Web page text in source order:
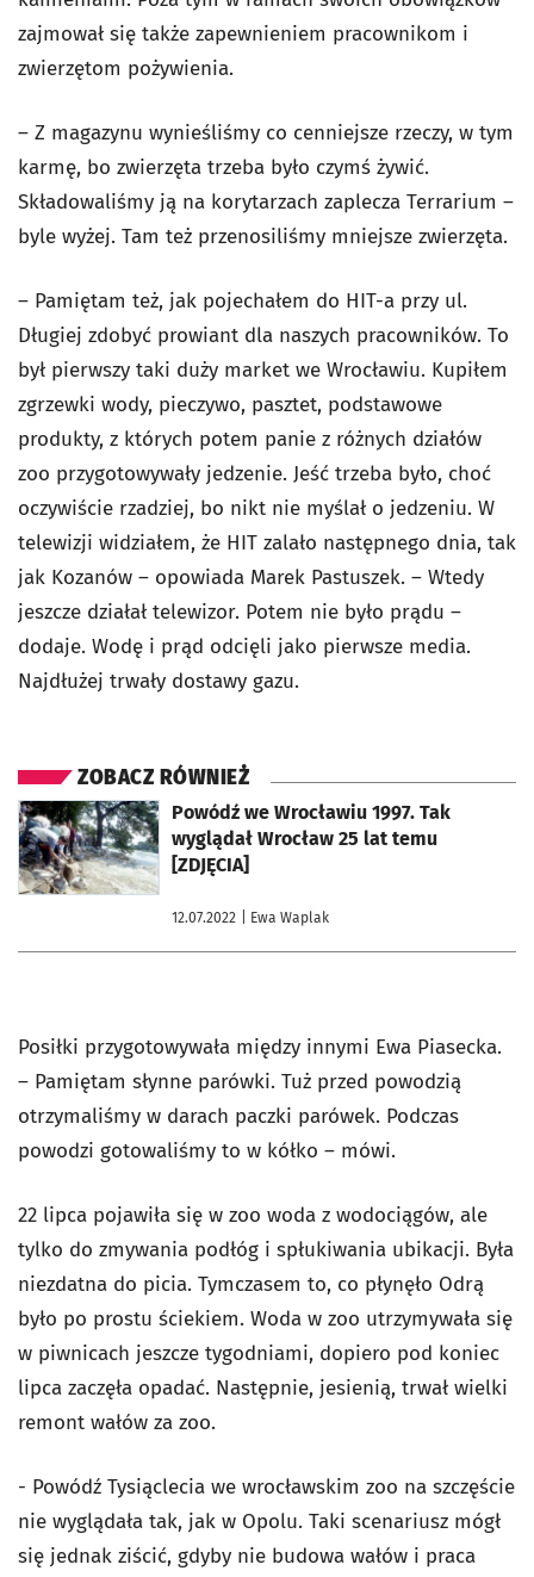
zajmował się także zapewnieniem pracownikom i
zwierzętom pożywienia.
– Z magazynu wynieśliśmy co cenniejsze rzeczy, w tym
karmę, bo zwierzęta trzeba było czymś żywić.
Składowaliśmy ją na korytarzach zaplecza Terrarium –
byle wyżej. Tam też przenosiliśmy mniejsze zwierzęta.
– Pamiętam też, jak pojechałem do HIT-a przy ul.
Długiej zdobyć prowiant dla naszych pracowników. To
był pierwszy taki duży market we Wrocławiu. Kupiłem
zgrzewki wody, pieczywo, pasztet, podstawowe
produkty, z których potem panie z różnych działów
zoo przygotowywały jedzenie. Jeść trzeba było, choć
oczywiście rzadziej, bo nikt nie myślał o jedzeniu. W
telewizji widziałem, że HIT zalało następnego dnia, tak
jak Kozanów – opowiada Marek Pastuszek. – Wtedy
jeszcze działał telewizor. Potem nie było prądu –
dodaje. Wodę i prąd odcięli jako pierwsze media.
Najdłużej trwały dostawy gazu.
ZOBACZ RÓWNIEŻ
Powódź we Wrocławiu 1997. Tak
wyglądał Wrocław 25 lat temu
[ZDJĘCIA]
12.07.2022 | Ewa Waplak
otworzy się w nowej karcie
Posiłki przygotowywała między innymi Ewa Piasecka.
– Pamiętam słynne parówki. Tuż przed powodzią
otrzymaliśmy w darach paczki parówek. Podczas
powodzi gotowaliśmy to w kółko – mówi.
22 lipca pojawiła się w zoo woda z wodociągów, ale
tylko do zmywania podłóg i spłukiwania ubikacji. Była
niezdatna do picia. Tymczasem to, co płynęło Odrą
było po prostu ściekiem. Woda w zoo utrzymywała się
w piwnicach jeszcze tygodniami, dopiero pod koniec
lipca zaczęła opadać. Następnie, jesienią, trwał wielki
remont wałów za zoo.
- Powódź Tysiąclecia we wrocławskim zoo na szczęście
nie wyglądała tak, jak w Opolu. Taki scenariusz mógł
się jednak ziścić, gdyby nie budowa wałów i praca